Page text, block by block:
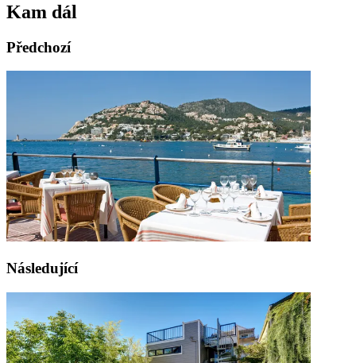
Kam dál
Předchozí
Následující